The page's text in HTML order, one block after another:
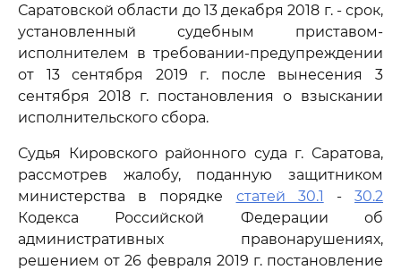
Саратовской области до 13 декабря 2018 г. - срок,
установленный судебным приставом-
исполнителем в требовании-предупреждении
от 13 сентября 2019 г. после вынесения 3
сентября 2018 г. постановления о взыскании
исполнительского сбора.
Судья Кировского районного суда г. Саратова,
рассмотрев жалобу, поданную защитником
министерства в порядке статей 30.1 -30.2
Кодекса Российской Федерации об
административных правонарушениях,
решением от 26 февраля 2019 г. постановление